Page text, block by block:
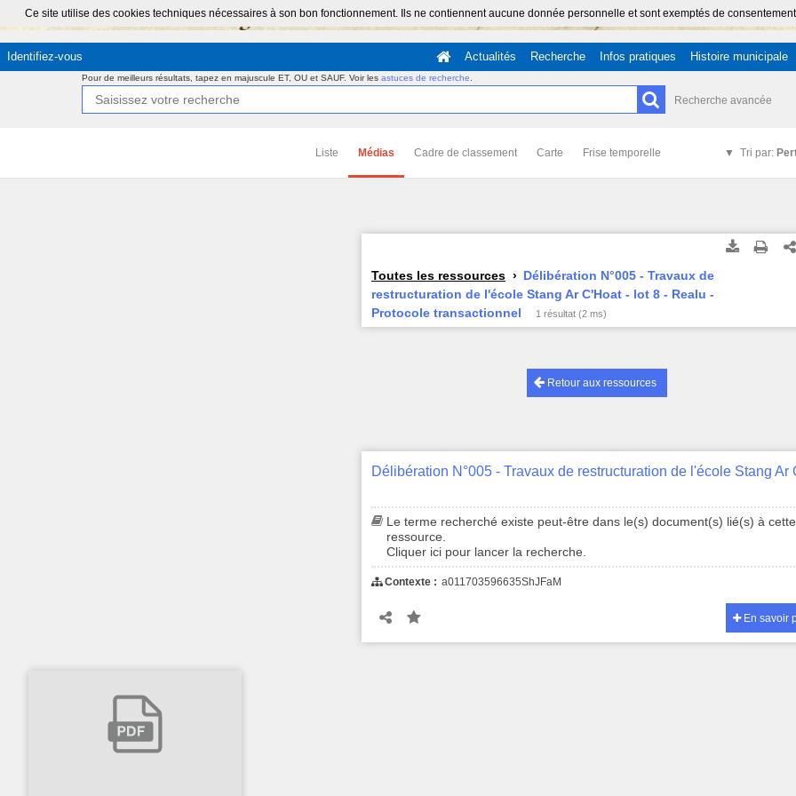
Ce site utilise des cookies techniques nécessaires à son bon fonctionnement. Ils ne contiennent aucune donnée personnelle et sont exemptés de
Identifiez-vous Actualités Recherche Infos pratiques Histoire municipale
Pour de meilleurs résultats, tapez en majuscule ET, OU et SAUF. Voir les astuces de recherche
Recherche avancée
Liste Médias Cadre de classement Carte Frise temporelle Tri par:
Toutes les ressources
Délibération N°005 - Travaux de
restructuration de l'école Stang Ar C'Hoat - lot 8 - Realu -
Protocole transactionnel
1 résultat (2 ms)
Retour aux ressources
Le terme recherché existe peut-être dans le(s) document(s) lié(s) à cette
ressource.
Cliquer ici pour lancer la recherche.
Contexte : a011703596635ShJFaM
En savoir